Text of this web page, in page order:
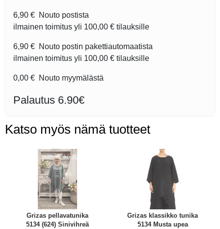
6,90 € Nouto postista
ilmainen toimitus yli 100,00 € tilauksille
6,90 € Nouto postin pakettiautomaatista
ilmainen toimitus yli 100,00 € tilauksille
0,00 € Nouto myymälästä
Palautus 6.90€
Katso myös nämä tuotteet
Grizas pellavatunika
5134 (624) Sinivihreä
Grizas klassikko tunika
5134 Musta upea